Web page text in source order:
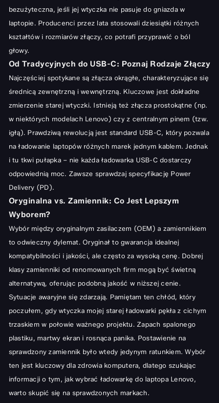
bezużyteczna, jeśli jej wtyczka nie pasuje do gniazda w
laptopie. Producenci przez lata stosowali dziesiątki różnych
kształtów i rozmiarów złączy, co potrafi przyprawić o ból
głowy.
Od Tradycyjnych do USB-C: Poznaj Rodzaje Złączy
Najczęściej spotykane są złącza okrągłe, charakteryzujące się
średnicą zewnętrzną i wewnętrzną. Kluczowe jest dokładne
zmierzenie starej wtyczki. Istnieją też złącza prostokątne (np.
w niektórych modelach Lenovo) czy z centralnym pinem (tzw.
igłą). Prawdziwą rewolucją jest standard USB-C, który pozwala
na ładowanie laptopów różnych marek jednym kablem. Jednak
i tu tkwi pułapka – nie każda ładowarka USB-C dostarczy
odpowiednią moc. Zawsze sprawdzaj specyfikację Power
Delivery (PD).
Oryginalna vs. Zamiennik: Co Jest Lepszym
Wyborem?
Wybór między oryginalnym zasilaczem (OEM) a zamiennikiem
to odwieczny dylemat. Oryginał to gwarancja idealnej
kompatybilności i jakości, ale często za wysoką cenę. Dobrej
klasy zamienniki od renomowanych firm mogą być świetną
alternatywą, oferując podobną jakość w niższej cenie.
Sytuacje awaryjne się zdarzają. Pamiętam ten chłód, który
poczułem, gdy wtyczka mojej starej ładowarki pękła z cichym
trzaskiem w połowie ważnego projektu. Zapach spalonego
plastiku, martwy ekran i rosnąca panika. Postawienie na
sprawdzony zamiennik było wtedy jedynym ratunkiem. Wybór
ten jest kluczowy dla zdrowia komputera, dlatego szukając
informacji o tym, jak wybrać ładowarkę do laptopa Lenovo,
warto skupić się na sprawdzonych markach.